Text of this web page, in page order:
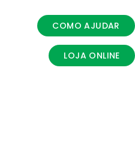
COMO AJUDAR
LOJA ONLINE